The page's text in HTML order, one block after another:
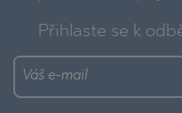
Přihlaste se k